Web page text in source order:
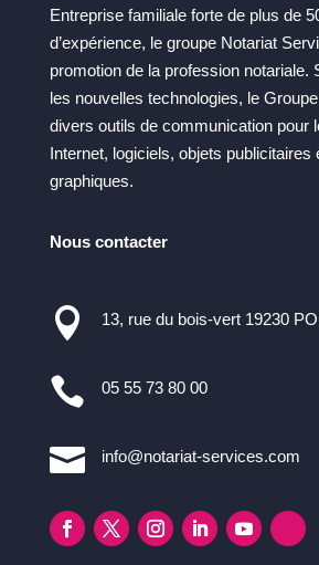
Entreprise familiale forte de plus de
d’expérience, le groupe Notariat
promotion de la profession notariale.
les nouvelles technologies, le
divers outils de communication pour
Internet, logiciels, objets publicitaires
graphiques.
Nous contacter
 13, rue du bois-vert 19230
 05 55 73 80 00
 info@notariat-services.com